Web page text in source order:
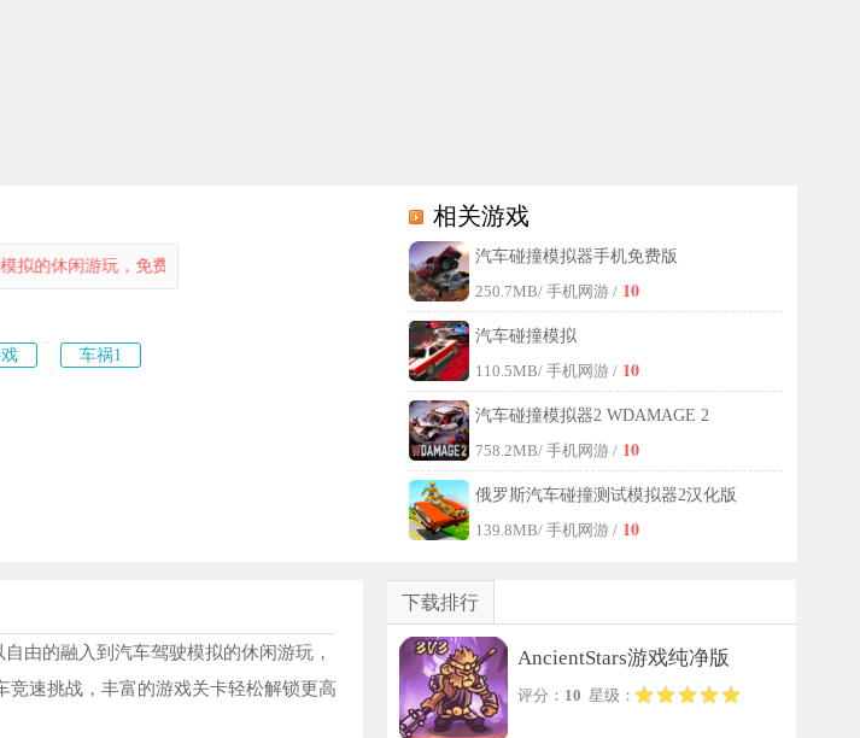
，免费解锁不同的车型展开自定义汽车驾驶模拟的快速上手，体验到更加热血爽快的飙车竞速挑战，丰富的游
车祸1
相关游戏
汽车碰撞模拟器手机免费版
250.7MB/ 手机网游 / 10
汽车碰撞模拟
110.5MB/ 手机网游 / 10
汽车碰撞模拟器2 WDAMAGE 2
758.2MB/ 手机网游 / 10
俄罗斯汽车碰撞测试模拟器2汉化版
139.8MB/ 手机网游 / 10
由的融入到汽车驾驶模拟的休闲游玩，
速挑战，丰富的游戏关卡轻松解锁更高
下载排行
AncientStars游戏纯净版
评分： 10 星级：